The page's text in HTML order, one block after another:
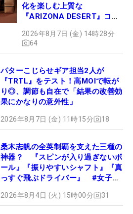
化を楽しむ上質な
『ARIZONA DESERT』コレ
ュー
2026年8月7日 (金) 14時28分
64
パターこじらせギア担当2人が
『TRTL』をテスト！高MOIで転が
り◎、調節も自在で「結果の改善効
果にかなりの意外性」
2026年8月7日 (金) 11時15分 18
桑木志帆の全英制覇を支えた三種の
神器？ 『スピンが入り過ぎないボ
ール』『振りやすいシャフト』『真
っすぐ飛ぶドライバー』 #女子プ
2026年8月4日 (火) 15時00分 31